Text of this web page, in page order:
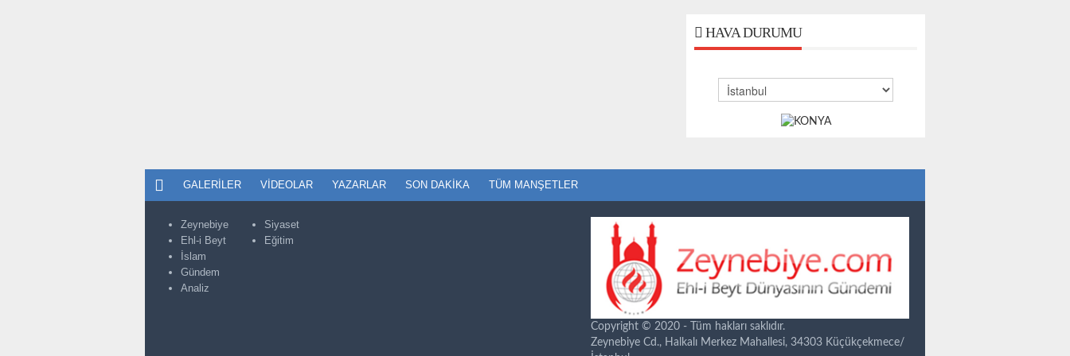
HAVA DURUMU
GALERILER VIDEOLAR YAZARLAR SON DAKIKA TÜM MANŞETLER
Zeynebiye
Ehl-i Beyt
İslam
Gündem
Analiz
Siyaset
Eğitim
Copyright © 2020 - Tüm hakları saklıdır.
Zeynebiye Cd., Halkalı Merkez Mahallesi, 34303 Küçükçekmece/